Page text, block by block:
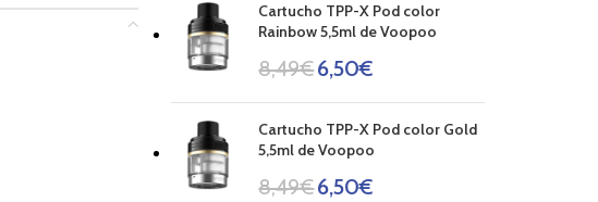
Cartucho TPP-X Pod color
Rainbow 5,5ml de Voopoo
8,49€6,50€
Cartucho TPP-X Pod color Gold
5,5ml de Voopoo
8,49€6,50€